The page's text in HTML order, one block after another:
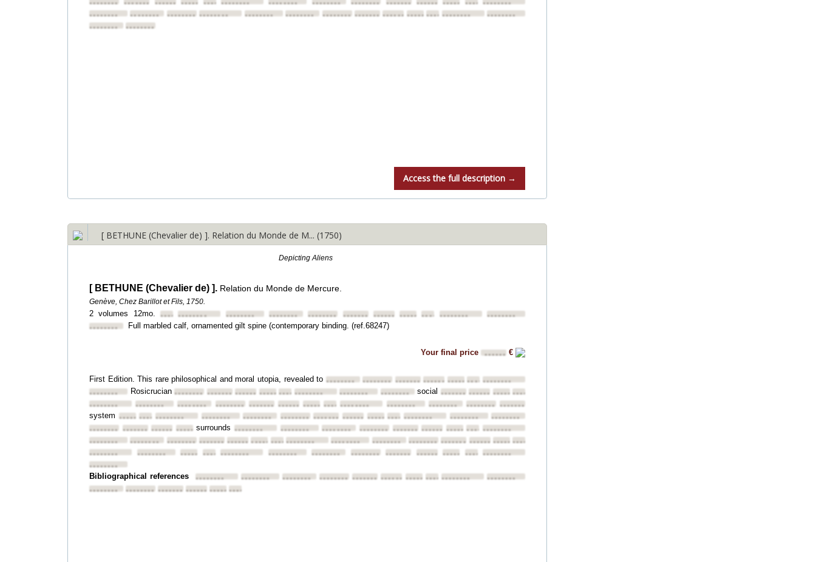
••••••••
•••••••• •••••••••••••••••••••••••••••••• •••••••• •••••••• •••••••• •••••••• ••••••••••••••••••••••••••••••••
••••••••
•••••••• •••••••• •••••••• •••••••• •••••••• •••••••• ••••••••••••••••••••••••••••••••••••••••
••••••••
••••••••
••••••••
Access the full description →
[ BETHUNE (Chevalier de) ]. Relation du Monde de M... (1750)
Depicting Aliens
[ BETHUNE (Chevalier de) ]. Relation du Monde de Mercure.
Genève, Chez Barillot et Fils, 1750.
2 volumes 12mo. •••••••••••••••• •••••••• •••••••• •••••••• •••••••• ••••••••••••••••••••••••••••••••
••••••••
••••••••
Full marbled calf, ornamented gilt spine (contemporary binding. (ref.68247)
Your final price •••••• €
First Edition. This rare philosophical and moral utopia, revealed to •••••••• •••••••• ••••••••••••••••••••••••••••••••••••••••
••••••••
Rosicrucian •••••••• •••••••••••••••••••••••••••••••••••••••• •••••••• •••••••• social ••••••••••••••••••••••••••••••••
••••••••
•••••••• •••••••• •••••••• •••••••••••••••••••••••••••••••••••••••• •••••••• •••••••• •••••••• ••••••••
system •••••••••••••••••••••••• •••••••• •••••••• •••••••• •••••••••••••••••••••••••••••••••••••••• ••••••••
••••••••
•••••••• ••••••••••••••••••••••••surrounds•••••••• •••••••• •••••••• •••••••• ••••••••••••••••••••••••••••••••••••••••
••••••••
•••••••• •••••••• •••••••••••••••••••••••••••••••••••••••• •••••••• •••••••• •••••••• ••••••••••••••••••••••••••••••••
••••••••
•••••••• •••••••••••••••••••••••• •••••••• •••••••• •••••••• •••••••• ••••••••••••••••••••••••••••••••
••••••••
Bibliographical references •••••••• •••••••• •••••••• •••••••• ••••••••••••••••••••••••••••••••••••••••
••••••••
••••••••
•••••••• ••••••••••••••••••••••••••••••••